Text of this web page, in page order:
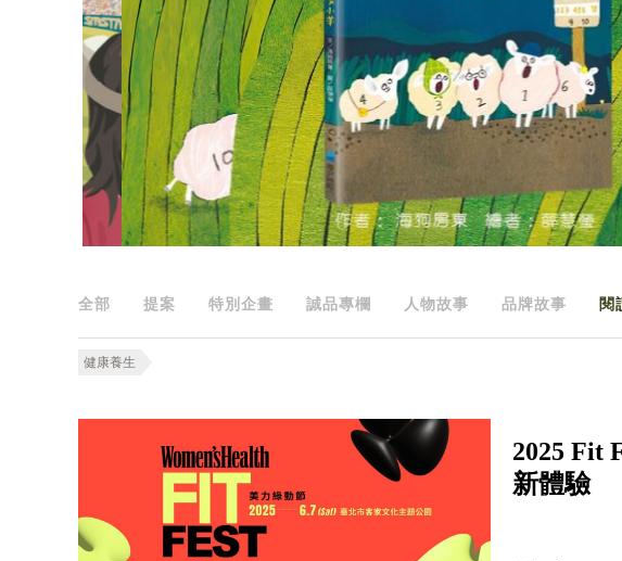
全部 提案 特別企畫 誠品專欄 人物故事 品牌故事 閱
健康養生
2025 Fit
新體驗